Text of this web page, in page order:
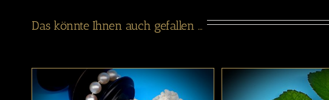
Das könnte Ihnen auch gefallen …